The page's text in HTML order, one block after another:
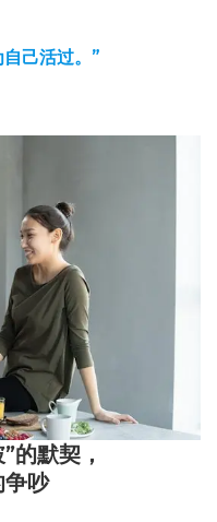
己活过。”
的默契，
争吵